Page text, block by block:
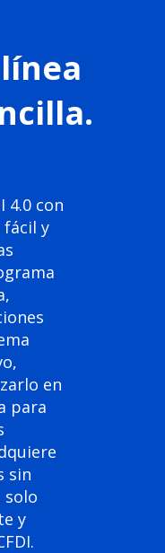
4.0 con
fácil y
en
para
sin
solo
y